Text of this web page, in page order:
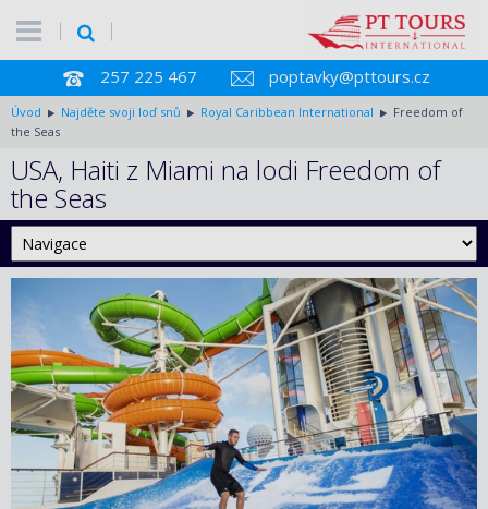
257 225 467 poptavky@pttours.cz
Úvod Najděte svoji loď snů Royal Caribbean International
Freedom of
the Seas
USA, Haiti z Miami na lodi Freedom of
the Seas